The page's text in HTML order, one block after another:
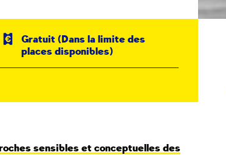
Gratuit (Dans la limite des
places disponibles)
sensibles et conceptuelles des